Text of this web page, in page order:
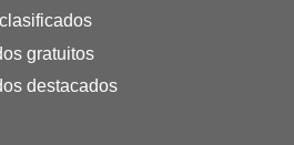
gratuitos
destacados